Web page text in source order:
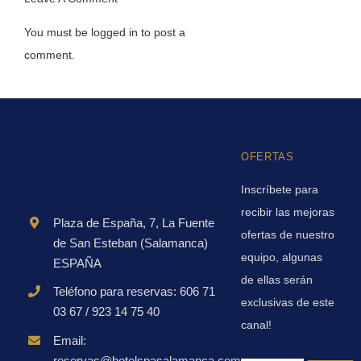
You must be logged in to post a
comment.
Plaza de España, 7, La Fuente
de San Esteban (Salamanca)
ESPAÑA
Teléfono para reservas: 606 71
03 67 / 923 14 75 40
Email:
OFERTAS
Inscríbete para
recibir las mejoras
ofertas de nuestro
equipo, algunas
de ellas serán
exclusivas de este
canal!